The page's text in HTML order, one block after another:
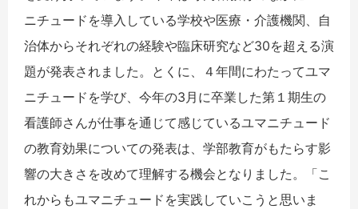
ニチュードを導入している学校や医療・介護機関、自
治体からそれぞれの経験や臨床研究など30を超える演
題が発表されました。とくに、４年間にわたってユマ
ニチュードを学び、今年の3月に卒業した第１期生の
看護師さんが仕事を通じて感じているユマニチュード
の教育効果についての発表は、学部教育がもたらす影
響の大きさを改めて理解する機会となりました。「こ
れからもユマニチュードを実践していこうと思いま